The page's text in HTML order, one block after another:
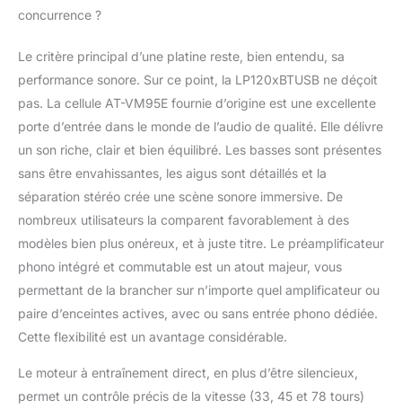
concurrence ?
Le critère principal d’une platine reste, bien entendu, sa
performance sonore. Sur ce point, la LP120xBTUSB ne déçoit
pas. La cellule AT-VM95E fournie d’origine est une excellente
porte d’entrée dans le monde de l’audio de qualité. Elle délivre
un son riche, clair et bien équilibré. Les basses sont présentes
sans être envahissantes, les aigus sont détaillés et la
séparation stéréo crée une scène sonore immersive. De
nombreux utilisateurs la comparent favorablement à des
modèles bien plus onéreux, et à juste titre. Le préamplificateur
phono intégré et commutable est un atout majeur, vous
permettant de la brancher sur n’importe quel amplificateur ou
paire d’enceintes actives, avec ou sans entrée phono dédiée.
Cette flexibilité est un avantage considérable.
Le moteur à entraînement direct, en plus d’être silencieux,
permet un contrôle précis de la vitesse (33, 45 et 78 tours)